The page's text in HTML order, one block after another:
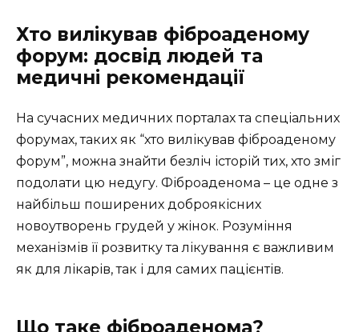
Хто вилікував фіброаденому
форум: досвід людей та
медичні рекомендації
На сучасних медичних порталах та спеціальних
форумах, таких як “хто вилікував фіброаденому
форум”, можна знайти безліч історій тих, хто зміг
подолати цю недугу. Фіброаденома – це одне з
найбільш поширених доброякісних
новоутворень грудей у жінок. Розуміння
механізмів її розвитку та лікування є важливим
як для лікарів, так і для самих пацієнтів.
Що таке фіброаденома?